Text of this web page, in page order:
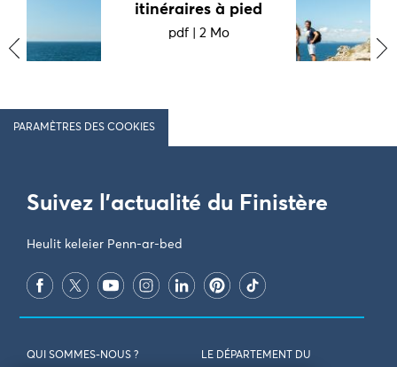
itinéraires à pied
pdf| 2 Mo
‹ ›
PARAMÈTRES DES COOKIES
Suivez l'actualité du Finistère
Heulit keleier Penn-ar-bed
QUI SOMMES-NOUS ? LE DÉPARTEMENT DU